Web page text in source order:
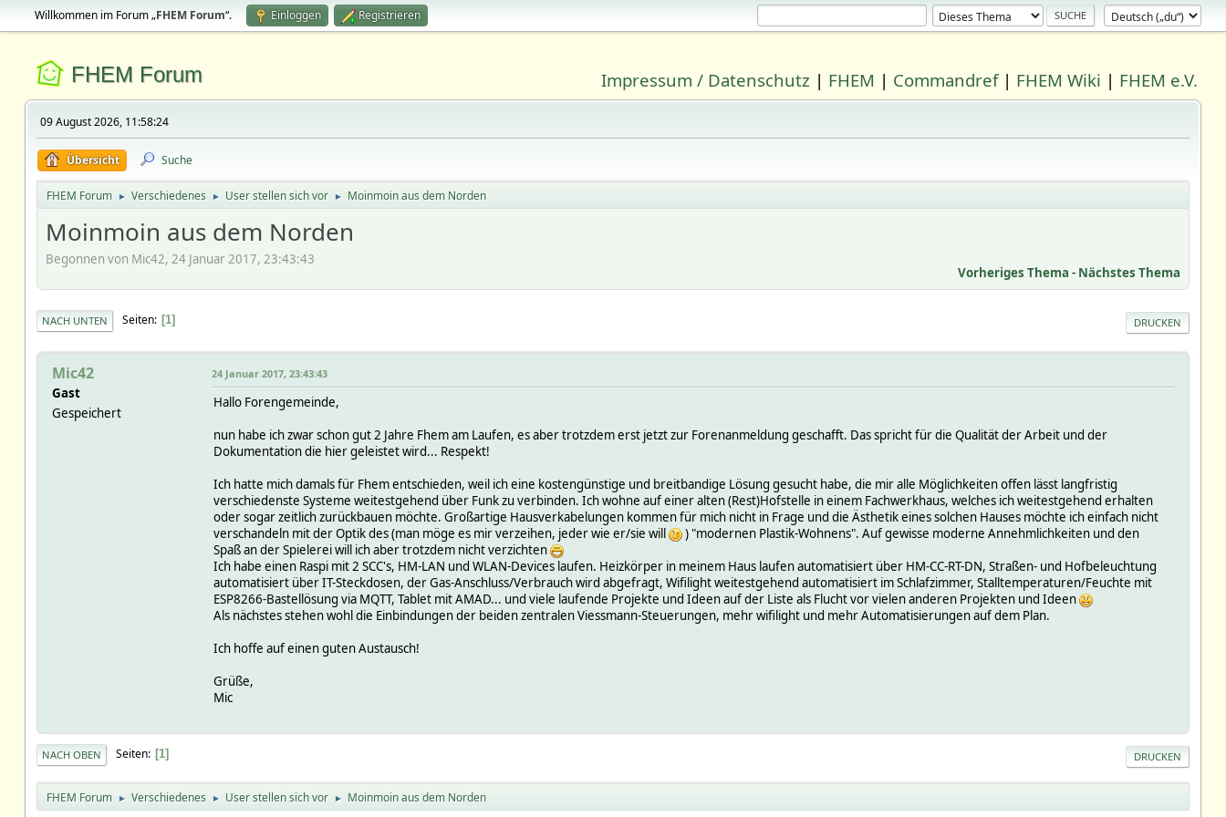
Willkommen im Forum „FHEM Forum“. Einloggen Registrieren
FHEM Forum Impressum / Datenschutz | FHEM | Commandref| FHEM Wiki | FHEM e.V.
09 August 2026, 11:58:24
Übersicht Suche
FHEM Forum ► Verschiedenes ► User stellen sich vor ► Moinmoin aus dem Norden
Moinmoin aus dem Norden
Begonnen von Mic42, 24 Januar 2017, 23:43:43
Vorheriges Thema - Nächstes Thema
DRUCKEN
NACH UNTEN Seiten 1
Mic42
Gast
Gespeichert
24 Januar 2017, 23:43:43
Hallo Forengemeinde,
nun habe ich zwar schon gut 2 Jahre Fhem am Laufen, es aber trotzdem erst jetzt zur Forenanmeldung geschafft. Das spricht für die Qualität der Arbeit und der
Dokumentation die hier geleistet wird... Respekt!
Ich hatte mich damals für Fhem entschieden, weil ich eine kostengünstige und breitbandige Lösung gesucht habe, die mir alle Möglichkeiten offen lässt langfristig
verschiedenste Systeme weitestgehend über Funk zu verbinden. Ich wohne auf einer alten (Rest)Hofstelle in einem Fachwerkhaus, welches ich weitestgehend erhalten
oder sogar zeitlich zurückbauen möchte. Großartige Hausverkabelungen kommen für mich nicht in Frage und die Ästhetik eines solchen Hauses möchte ich einfach nicht
verschandeln mit der Optik des (man möge es mir verzeihen, jeder wie er/sie will
) "modernen Plastik-Wohnens". Auf gewisse moderne Annehmlichkeiten und den
Spaß an der Spielerei will ich aber trotzdem nicht verzichten
Ich habe einen Raspi mit 2 SCC's, HM-LAN und WLAN-Devices laufen. Heizkörper in meinem Haus laufen automatisiert über HM-CC-RT-DN, Straßen- und Hofbeleuchtung
automatisiert über IT-Steckdosen, der Gas-Anschluss/Verbrauch wird abgefragt, Wifilight weitestgehend automatisiert im Schlafzimmer, Stalltemperaturen/Feuchte mit
ESP8266-Bastellösung via MQTT, Tablet mit AMAD... und viele laufende Projekte und Ideen auf der Liste als Flucht vor vielen anderen Projekten und Ideen
Als nächstes stehen wohl die Einbindungen der beiden zentralen Viessmann-Steuerungen, mehr wifilight und mehr Automatisierungen auf dem Plan.
Ich hoffe auf einen guten Austausch!
Grüße,
Mic
DRUCKEN
NACH OBEN Seiten 1
FHEM Forum ► Verschiedenes ► User stellen sich vor ► Moinmoin aus dem Norden